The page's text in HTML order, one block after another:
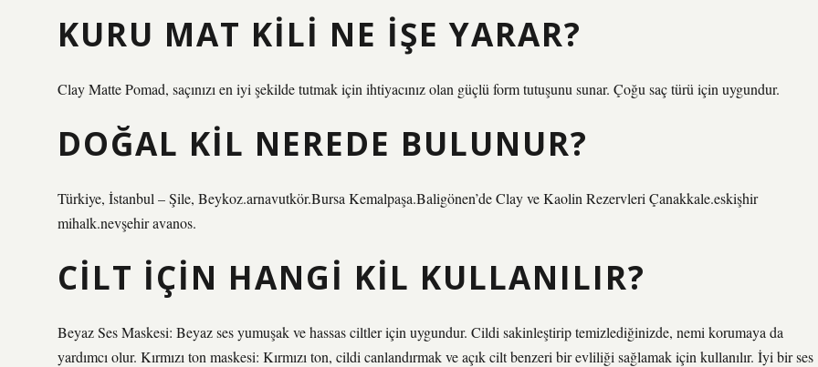
KURU MAT KILI NE IŞE YARAR?
Clay Matte Pomad, saçınızı en iyi şekilde tutmak için ihtiyacınız olan güçlü form tutuşunu sunar. Çoğu saç türü için uygundur.
DOĞAL KIL NEREDE BULUNUR?
Türkiye, İstanbul – Şile, Beykoz.arnavutkör.Bursa Kemalpaşa.Baligönen’de Clay ve Kaolin Rezervleri Çanakkale.eskişhir
mihalk.nevşehir avanos.
CILT IÇIN HANGI KIL KULLANILIR?
Beyaz Ses Maskesi: Beyaz ses yumuşak ve hassas ciltler için uygundur. Cildi sakinleştirip temizlediğinizde, nemi korumaya da
yardımcı olur. Kırmızı ton maskesi: Kırmızı ton, cildi canlandırmak ve açık cilt benzeri bir evliliği sağlamak için kullanılır. İyi bir ses